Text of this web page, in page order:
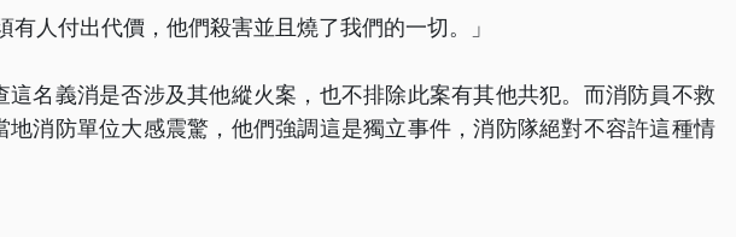
有人付出代價，他們殺害並且燒了我們的一切。」
這名義消是否涉及其他縱火案，也不排除此案有其他共犯。而消防員不救
地消防單位大感震驚，他們強調這是獨立事件，消防隊絕對不容許這種情